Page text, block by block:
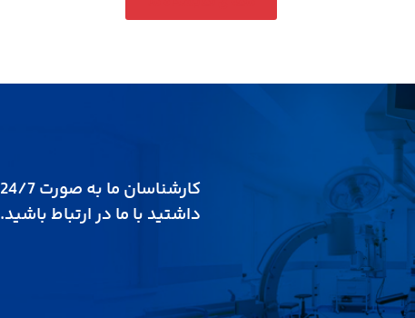
داشتید با ما در ارتباط باشید.